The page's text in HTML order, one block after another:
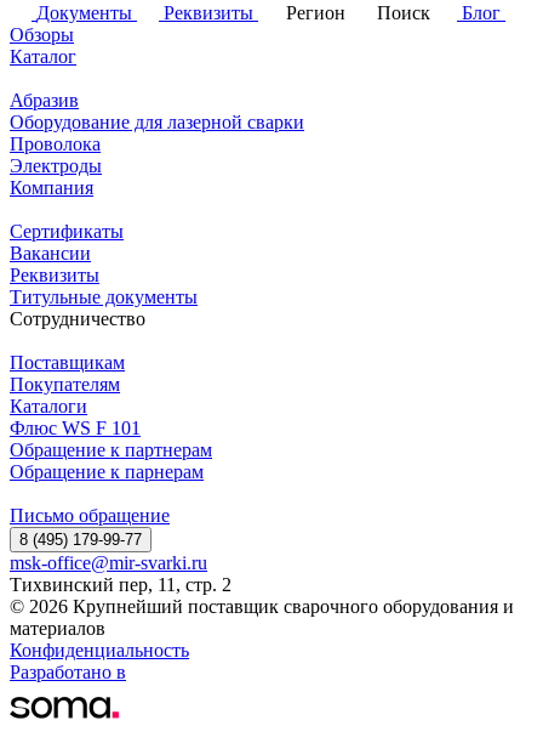
Документы
Реквизиты Регион Поиск
Блог
Обзоры
Каталог
Абразив
Оборудование для лазерной сварки
Проволока
Электроды
Компания
Сертификаты
Вакансии
Реквизиты
Титульные документы
Сотрудничество
Поставщикам
Покупателям
Каталоги
Флюс WS F 101
Обращение к партнерам
Обращение к парнерам
Письмо обращение
8 (495) 179-99-77
msk-office@mir-svarki.ru
Тихвинский пер, 11, стр. 2
© 2026 Крупнейший поставщик сварочного оборудования и
материалов
Конфиденциальность
Разработано в